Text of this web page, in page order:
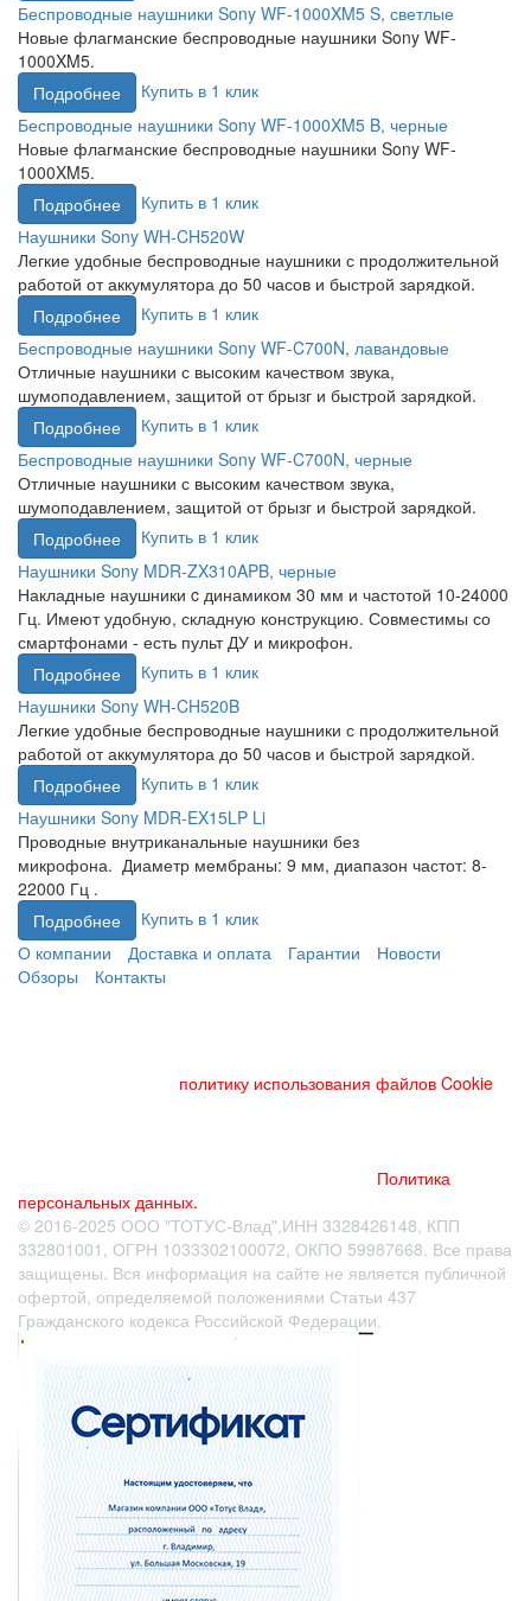
Беспроводные наушники Sony WF-1000XM5 S, светлые
Новые флагманские беспроводные наушники Sony WF-
1000XM5.
Подробнее
Купить в 1 клик
Беспроводные наушники Sony WF-1000XM5 B, черные
Новые флагманские беспроводные наушники Sony WF-
1000XM5.
Подробнее
Купить в 1 клик
Наушники Sony WH-CH520W
Легкие удобные беспроводные наушники с продолжительной
работой от аккумулятора до 50 часов и быстрой зарядкой.
Подробнее
Купить в 1 клик
Беспроводные наушники Sony WF-C700N, лавандовые
Отличные наушники с высоким качеством звука,
шумоподавлением, защитой от брызг и быстрой зарядкой.
Подробнее
Купить в 1 клик
Беспроводные наушники Sony WF-C700N, черные
Отличные наушники с высоким качеством звука,
шумоподавлением, защитой от брызг и быстрой зарядкой.
Подробнее
Купить в 1 клик
Наушники Sony MDR-ZX310APB, черные
Накладные наушники c динамиком 30 мм и частотой 10-24000
Гц. Имеют удобную, складную конструкцию. Совместимы со
смартфонами - есть пульт ДУ и микрофон.
Подробнее
Купить в 1 клик
Наушники Sony WH-CH520B
Легкие удобные беспроводные наушники с продолжительной
работой от аккумулятора до 50 часов и быстрой зарядкой.
Подробнее
Купить в 1 клик
Наушники Sony MDR-EX15LP Li
Проводные внутриканальные наушники без
микрофона. Диаметр мембраны: 9 мм, диапазон частот: 8-
22000 Гц .
Подробнее
Купить в 1 клик
О компании
Доставка и оплата Гарантии
Новости
Обзоры
Контакты
политику использования файлов Cookie
Политика
персональных данных.
© 2016-2025 ООО "ТОТУС-Влад",ИНН 3328426148, КПП
332801001, ОГРН 1033302100072, ОКПО 59987668. Все права
защищены. Вся информация на сайте не является публичной
офертой, определяемой положениями Статьи 437
Гражданского кодекса Российской Федерации.